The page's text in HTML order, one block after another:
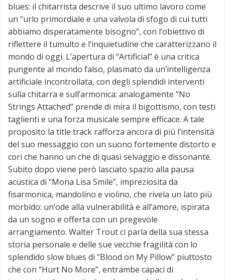
blues: il chitarrista descrive il suo ultimo lavoro come
un “urlo primordiale e una valvola di sfogo di cui tutti
abbiamo disperatamente bisogno”, con l’obiettivo di
riflettere il tumulto e l’inquietudine che caratterizzano il
mondo di oggi. L’apertura di “Artificial” è una critica
pungente al mondo falso, plasmato da un’intelligenza
artificiale incontrollata, con degli splendidi interventi
sulla chitarra e sull’armonica: analogamente “No
Strings Attached” prende di mira il bigottismo, con testi
taglienti e una forza musicale sempre efficace. A tale
proposito la title track rafforza ancora di più l’intensità
del suo messaggio con un suono fortemente distorto e
cori che hanno un che di quasi selvaggio e dissonante.
Subito dopo viene però lasciato spazio alla pausa
acustica di “Mona Lisa Smile”, impreziosita da
fisarmonica, mandolino e violino, che rivela un lato più
morbido: un’ode alla vulnerabilità e all’amore, ispirata
da un sogno e offerta con un pregevole
arrangiamento. Walter Trout ci parla della sua stessa
storia personale e delle sue vecchie fragilità con lo
splendido slow blues di “Blood on My Pillow” piuttosto
che con “Hurt No More”, entrambe capaci di